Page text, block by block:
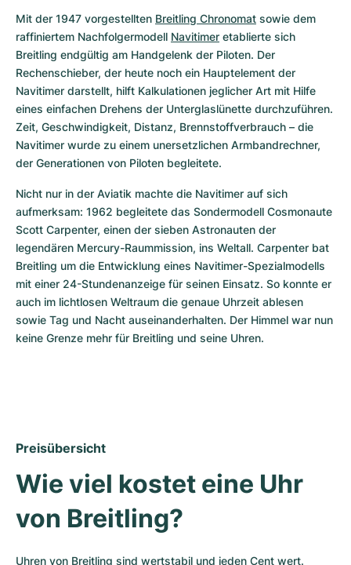
Mit der 1947 vorgestellten Breitling Chronomat sowie dem
raffiniertem Nachfolgermodell Navitimer etablierte sich
Breitling endgültig am Handgelenk der Piloten. Der
Rechenschieber, der heute noch ein Hauptelement der
Navitimer darstellt, hilft Kalkulationen jeglicher Art mit Hilfe
eines einfachen Drehens der Unterglaslünette durchzuführen.
Zeit, Geschwindigkeit, Distanz, Brennstoffverbrauch – die
Navitimer wurde zu einem unersetzlichen Armbandrechner,
der Generationen von Piloten begleitete.
Nicht nur in der Aviatik machte die Navitimer auf sich
aufmerksam: 1962 begleitete das Sondermodell Cosmonaute
Scott Carpenter, einen der sieben Astronauten der
legendären Mercury-Raummission, ins Weltall. Carpenter bat
Breitling um die Entwicklung eines Navitimer-Spezialmodells
mit einer 24-Stundenanzeige für seinen Einsatz. So konnte er
auch im lichtlosen Weltraum die genaue Uhrzeit ablesen
sowie Tag und Nacht auseinanderhalten. Der Himmel war nun
keine Grenze mehr für Breitling und seine Uhren.
Preisübersicht
Wie viel kostet eine Uhr
von Breitling?
Uhren von Breitling sind wertstabil und jeden Cent wert.